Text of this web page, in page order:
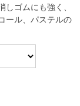
ゴムにも強く、
ール、パステルの